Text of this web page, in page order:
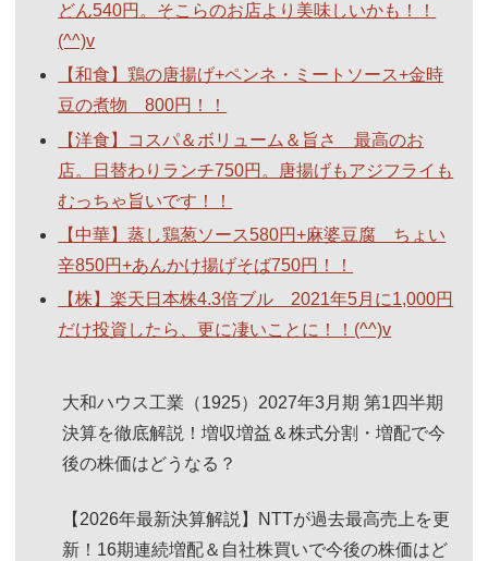
どん540円。そこらのお店より美味しいかも！！
(^^)v
【和食】鶏の唐揚げ+ペンネ・ミートソース+金時
豆の煮物 800円！！
【洋食】コスパ＆ボリューム＆旨さ 最高のお
店。日替わりランチ750円。唐揚げもアジフライも
むっちゃ旨いです！！
【中華】蒸し鶏葱ソース580円+麻婆豆腐 ちょい
辛850円+あんかけ揚げそば750円！！
【株】楽天日本株4.3倍ブル 2021年5月に1,000円
だけ投資したら、更に凄いことに！！(^^)v
大和ハウス工業（1925）2027年3月期 第1四半期
決算を徹底解説！増収増益＆株式分割・増配で今
後の株価はどうなる？
【2026年最新決算解説】NTTが過去最高売上を更
新！16期連続増配＆自社株買いで今後の株価はど